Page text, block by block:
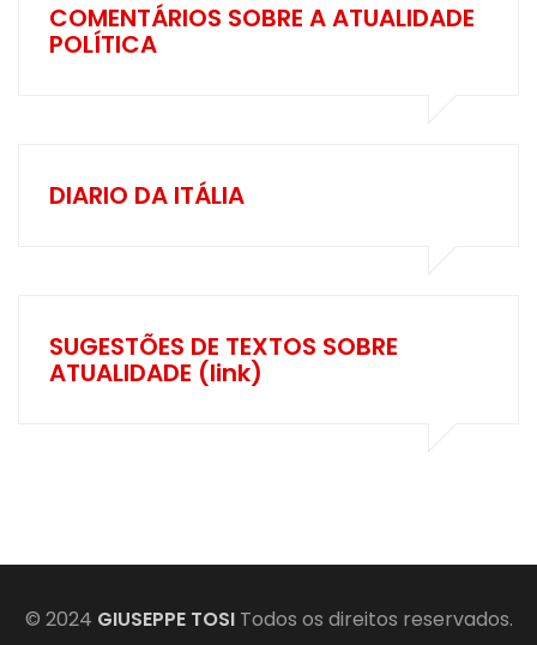
COMENTÁRIOS SOBRE A ATUALIDADE
POLÍTICA
DIARIO DA ITÁLIA
SUGESTÕES DE TEXTOS SOBRE
ATUALIDADE (link)
© 2024 GIUSEPPE TOSI Todos os direitos reservados.